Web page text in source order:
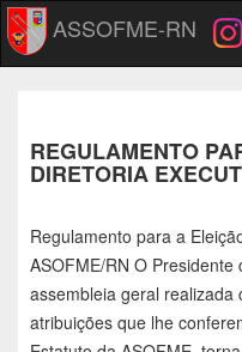
ASSOFME-RN
REGULAMENTO
DIRETORIA
Regulamento para a
ASOFME/RN O
assembleia geral
atribuições que lhe